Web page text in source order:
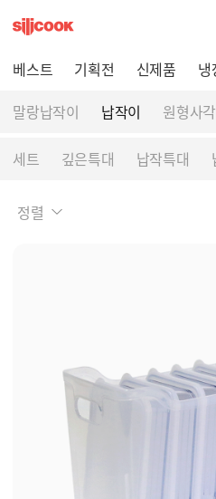
베스트 기획전 신제품 냉
말랑납작이
납작이 원형사
세트 깊은특대 납작특대
정렬